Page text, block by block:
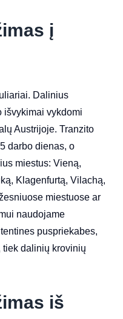
į
Dalinius
išvykimai vykdomi
Austrijoje. Tranzito
darbo dienas, o
miestus: Vieną,
Klagenfurtą, Vilachą,
miestuose ar
naudojame
puspriekabes,
dalinių krovinių
iš